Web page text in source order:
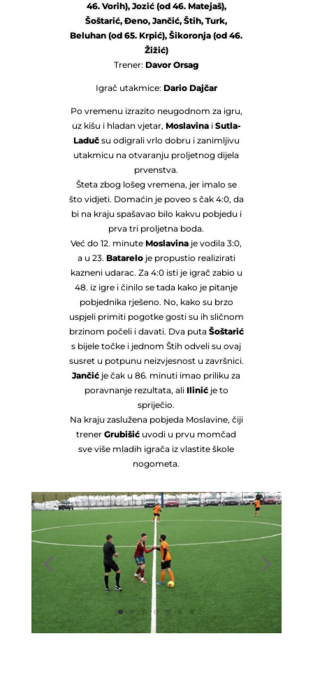
46. Vorih), Jozić (od 46. Matejaš),
Šoštarić, Đeno, Jančić, Štih, Turk,
Beluhan (od 65. Krpić), Šikoronja (od 46.
Žižić)
Trener: Davor Orsag
Igrač utakmice: Dario Dajčar
Po vremenu izrazito neugodnom za igru,
uz kišu i hladan vjetar, Moslavinai Sutla-
Ladučsu odigrali vrlo dobru i zanimljivu
utakmicu na otvaranju proljetnog dijela
prvenstva.
Šteta zbog lošeg vremena, jer imalo se
što vidjeti. Domaćin je poveo s čak 4:0, da
bi na kraju spašavao bilo kakvu pobjedu i
prva tri proljetna boda.
Već do 12. minuteMoslavinaje vodila 3:0,
a u 23. Batareloje propustio realizirati
kazneni udarac. Za 4:0 isti je igrač zabio u
48. iz igre i činilo se tada kako je pitanje
pobjednika rješeno. No, kako su brzo
uspjeli primiti pogotke gosti su ih sličnom
brzinom počeli i davati. Dva puta Šoštarić
s bijele točke i jednom Štih odveli su ovaj
susret u potpunu neizvjesnost u završnici.
Jančić je čak u 86. minuti imao priliku za
poravnanje rezultata, ali Ilinićje to
spriječio.
Na kraju zaslužena pobjeda Moslavine, čiji
trenerGrubišić uvodi u prvu momčad
sve više mladih igrača iz vlastite škole
nogometa.